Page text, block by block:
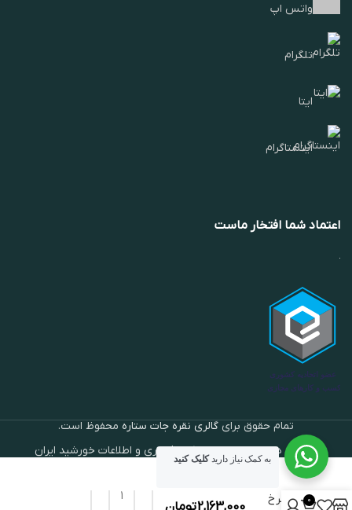
واتس اپ
تلگرام
ایتا
اینستاگرام
اعتماد شما افتخار ماست
تمام حقوق برای گالری نقره جات ستاره محفوظ است.
توسعه داده شده توسط شرکت فناوری و اطلاعات خورشید ایران
دستبند
کتیبه ای
سرخ
2,163,000تومان 0
به کمک نیاز داریدکلیک کنید